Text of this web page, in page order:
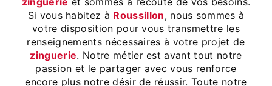
Si vous habitez à Roussillon, nous sommes à
votre disposition pour vous transmettre les
renseignements nécessaires à votre projet de
zinguerie. Notre métier est avant tout notre
passion et le partager avec vous renforce
encore plus notre désir de réussir. Toute notre